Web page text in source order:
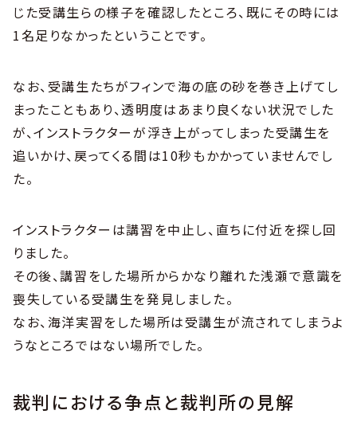
じた受講生らの様子を確認したところ、既にその時には
1名足りなかったということです。
なお、受講生たちがフィンで海の底の砂を巻き上げてし
まったこともあり、透明度はあまり良くない状況でした
が、インストラクターが浮き上がってしまった受講生を
追いかけ、戻ってくる間は10秒もかかっていませんでし
た。
インストラクターは講習を中止し、直ちに付近を探し回
りました。
その後、講習をした場所からかなり離れた浅瀬で意識を
喪失している受講生を発見しました。
なお、海洋実習をした場所は受講生が流されてしまうよ
うなところではない場所でした。
裁判における争点と裁判所の見解